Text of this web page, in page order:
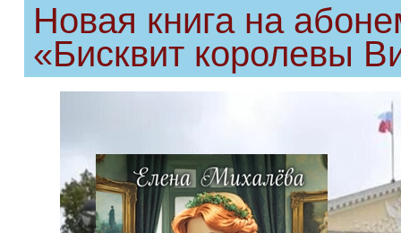
Новая книга на
«Бисквит королевы